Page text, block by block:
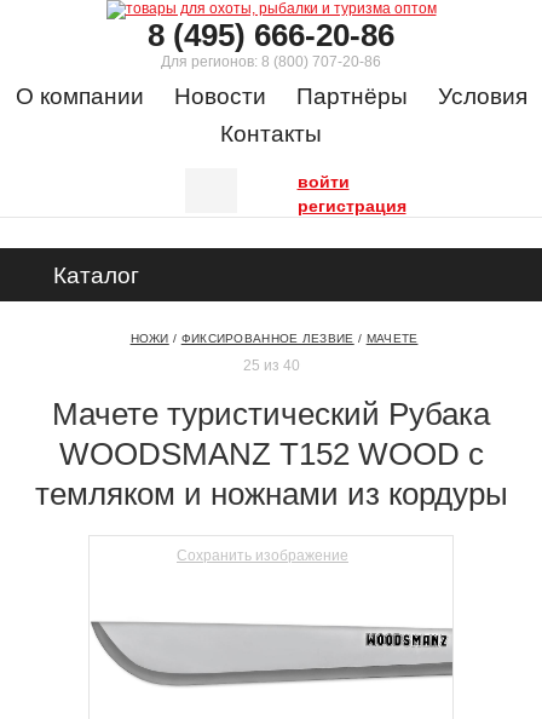
8 (495) 666-20-86
Для регионов: 8 (800) 707-20-86
О компании Новости Партнёры
Условия
Контакты
войти
регистрация
Каталог
НОЖИ / ФИКСИРОВАННОЕ ЛЕЗВИЕ / МАЧЕТЕ
25 из 40
Мачете туристический Рубака
WOODSMANZ T152 WOOD с
темляком и ножнами из кордуры
Сохранить изображение